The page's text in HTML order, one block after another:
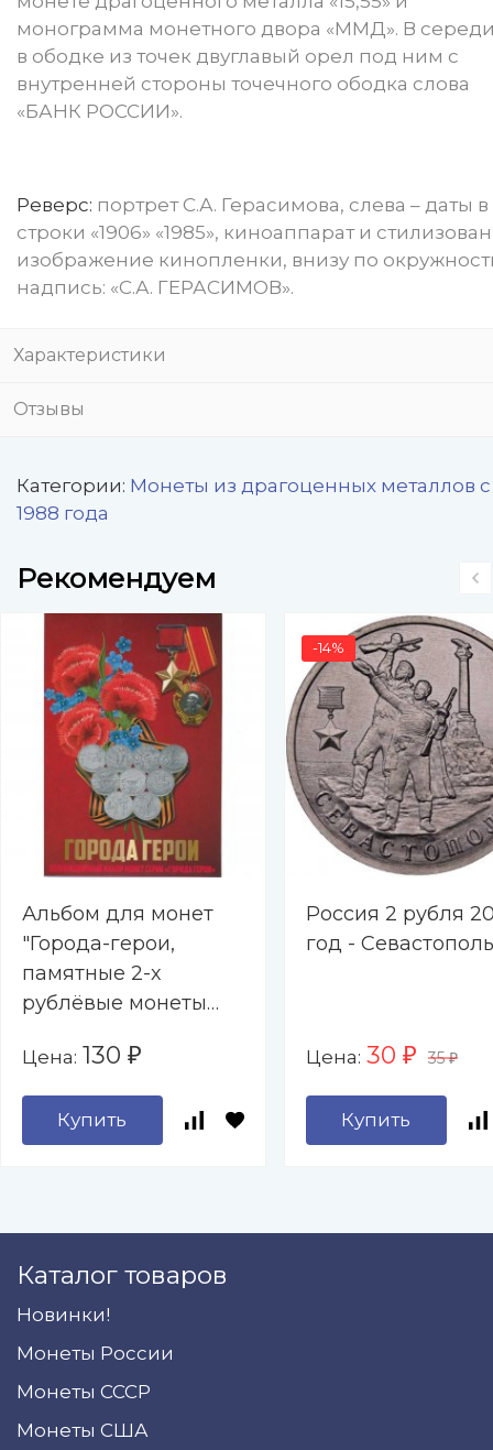
монограмма монетного двора «ММД». В
в ободке из точек двуглавый орел под ним с
внутренней стороны точечного ободка слова
«БАНК РОССИИ».
Реверс: портрет С.А. Герасимова, слева – даты
строки «1906» «1985», киноаппарат и
изображение кинопленки, внизу по
надпись: «С.А. ГЕРАСИМОВ».
Характеристики
Отзывы
Категории: Монеты из драгоценных металлов с
1988 года
Рекомендуем
Альбом для монет
"Города-герои,
памятные 2-х
рублёвые монеты
капсул (пустой)
Цена: 130 ₽
Купить
-14%
Россия 2 рубля
год - Севастополь
Цена: 30 ₽ 35₽
Купить
Каталог товаров
Новинки!
Монеты России
Монеты СССР
Монеты США